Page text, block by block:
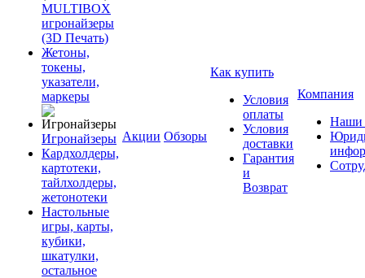
MULTIBOX
игронайзеры
(3D Печать)
Жетоны,
токены,
указатели,
маркеры
Игронайзеры
Кардхолдеры,
картотеки,
тайлхолдеры,
жетонотеки
Настольные
игры, карты,
кубики,
шкатулки,
остальное
Акции Обзоры
Как купить
Условия
оплаты
Условия
доставки
Гарантия
и
Возврат
Компания
Наши